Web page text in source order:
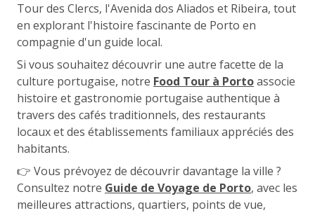
Tour des Clercs, l'Avenida dos Aliados et Ribeira, tout
en explorant l'histoire fascinante de Porto en
compagnie d'un guide local.
Si vous souhaitez découvrir une autre facette de la
culture portugaise, notre Food Tour à Portoassocie
histoire et gastronomie portugaise authentique à
travers des cafés traditionnels, des restaurants
locaux et des établissements familiaux appréciés des
habitants.
👉 Vous prévoyez de découvrir davantage la ville ?
Consultez notre Guide de Voyage de Porto, avec les
meilleures attractions, quartiers, points de vue,